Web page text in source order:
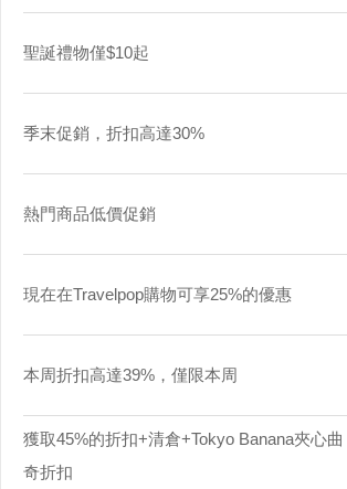
聖誕禮物僅$10起
季末促銷，折扣高達30%
熱門商品低價促銷
現在在Travelpop購物可享25%的優惠
本周折扣高達39%，僅限本周
獲取45%的折扣+清倉+Tokyo Banana夾心曲
奇折扣